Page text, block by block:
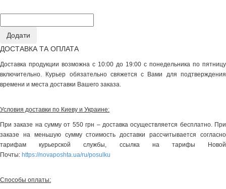
ДОСТАВКА ТА ОПЛАТА
Доставка продукции возможна с 10:00 до 19:00 с понедельника по пятницу
включительно. Курьер обязательно свяжется с Вами для подтверждения
времени и места доставки Вашего заказа.
Условия доставки по Киеву и Украине:
При заказе на сумму от 550 грн – доставка осуществляется бесплатно. При
заказе на меньшую сумму стоимость доставки рассчитывается согласно
тарифам курьерской службы, ссылка на тарифы Новой
Почты: https://novaposhta.ua/ru/posulku
Способы оплаты: